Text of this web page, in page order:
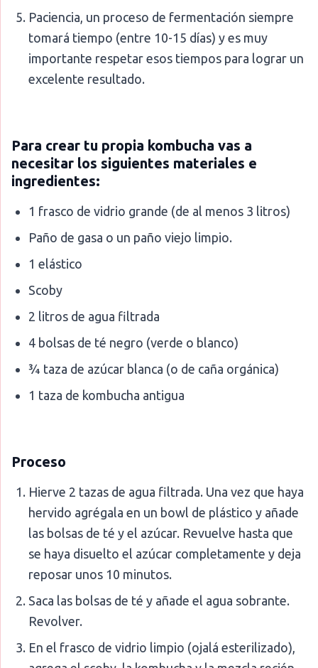
Paciencia, un proceso de fermentación siempre
tomará tiempo (entre 10-15 días) y es muy
importante respetar esos tiempos para lograr un
excelente resultado.
Para crear tu propia kombucha vas a
necesitar los siguientes materiales e
ingredientes:
1 frasco de vidrio grande (de al menos 3 litros)
Paño de gasa o un paño viejo limpio.
1 elástico
Scoby
2 litros de agua filtrada
4 bolsas de té negro (verde o blanco)
¾ taza de azúcar blanca (o de caña orgánica)
1 taza de kombucha antigua
Proceso
Hierve 2 tazas de agua filtrada. Una vez que haya
hervido agrégala en un bowl de plástico y añade
las bolsas de té y el azúcar. Revuelve hasta que
se haya disuelto el azúcar completamente y deja
reposar unos 10 minutos.
Saca las bolsas de té y añade el agua sobrante.
Revolver.
En el frasco de vidrio limpio (ojalá esterilizado),